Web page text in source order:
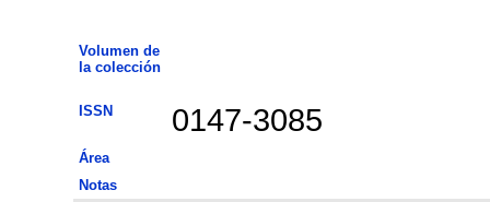
Volumen de
la colección
ISSN 0147-3085
Área
Notas